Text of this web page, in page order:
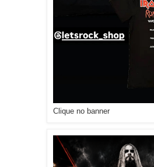
Clique no banner